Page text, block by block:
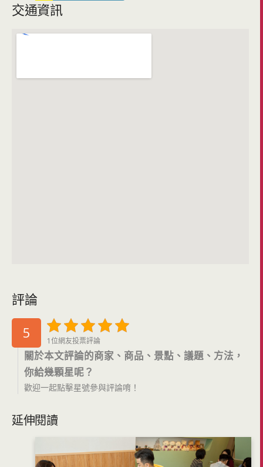
交通資訊
評論
5 1位網友投票評論
關於本文評論的商家、商品、景點、議題、方法，
你給幾顆星呢？
歡迎一起點擊星號參與評論唷！
延伸閱讀